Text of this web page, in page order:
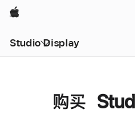
Apple
Studio Display
购买